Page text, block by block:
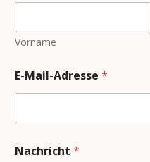
Vorname
E-Mail-Adresse *
Nachricht *